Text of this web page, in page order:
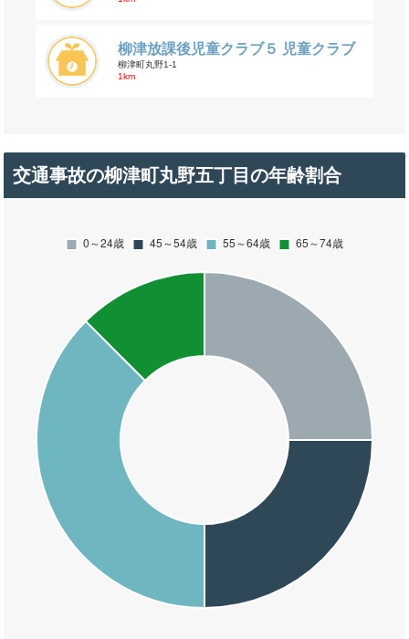
柳津放課後児童クラブ５ 児童クラブ
柳津町丸野1-1
1km
交通事故の柳津町丸野五丁目の年齢割合